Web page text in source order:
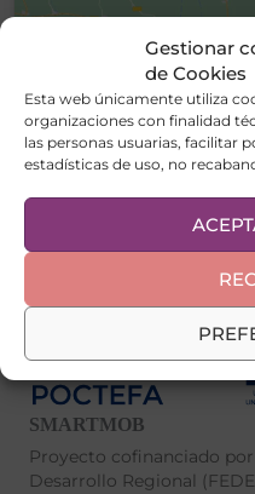
Gestionar
de Cookies
Esta web únicamente utiliza
organizaciones con finalidad
las personas usuarias, facilitar
estadísticas de uso, no
Haz clic para
marketing y
Proyecto cofinanciado
Desarrollo Regional